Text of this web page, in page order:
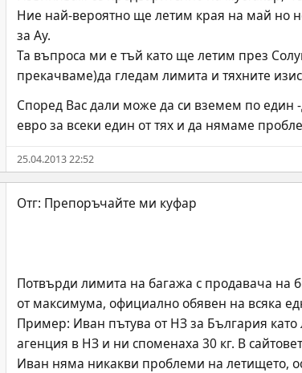
Ние най-вероятно ще летим края на май но
за Ау.
Та въпроса ми е тъй като ще летим през
прекачваме)да гледам лимита и тяхните
Според Вас дали може да си вземем по един
евро за всеки един от тях и да нямаме
25.04.2013 22:52
Потвърди лимита на багажа с продавача на
от максимума, официално обявен на всяка
Пример: Иван пътува от НЗ за България
агенция в НЗ и ни споменаха 30 кг. В
Иван няма никакви проблеми на летището,